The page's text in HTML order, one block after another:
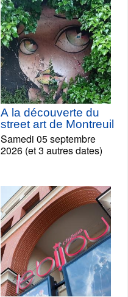
A la découverte du
street art de Montreuil
Samedi 05 septembre
2026 (et 3 autres dates)